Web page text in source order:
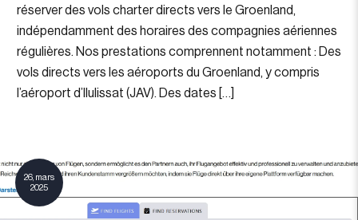
réserver des vols charter directs vers le Groenland,
indépendamment des horaires des compagnies aériennes
régulières. Nos prestations comprennent notamment : Des
vols directs vers les aéroports du Groenland, y compris
l’aéroport d’Ilulissat (JAV). Des dates […]
26, mars
2025